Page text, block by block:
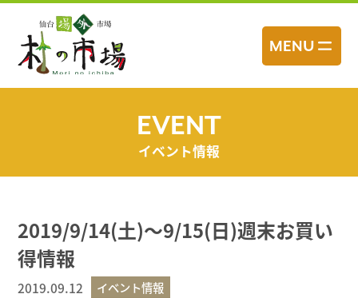
ッ
MENU
EVENT
イベント情報
2019/9/14(土)～9/15(日)週末お買い
得情報
2019.09.12 イベント情報